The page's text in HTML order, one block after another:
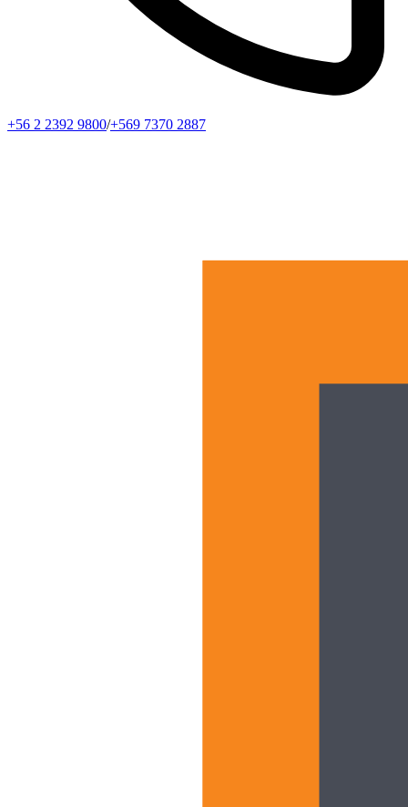
+56 2 2392 9800/+569 7370 2887